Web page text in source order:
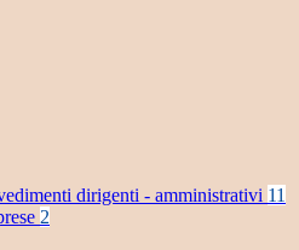
dirigenti - amministrativi 11
2